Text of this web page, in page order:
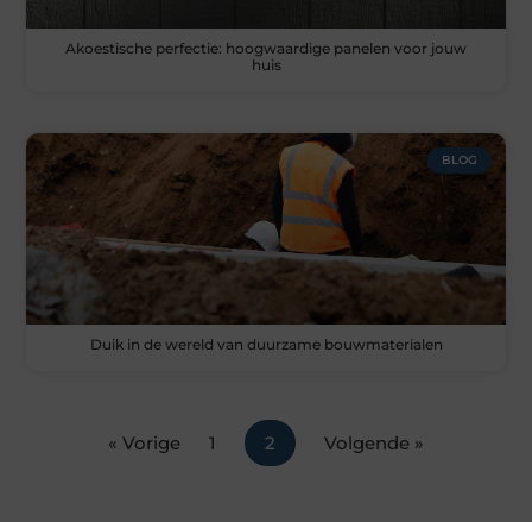
Akoestische perfectie: hoogwaardige panelen voor jouw
huis
BLOG
Duik in de wereld van duurzame bouwmaterialen
« Vorige 1 2 Volgende »